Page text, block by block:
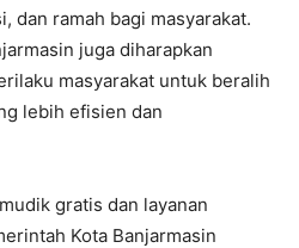
dan ramah bagi masyarakat.
juga diharapkan
masyarakat untuk beralih
lebih efisien dan
gratis dan layanan
Kota Banjarmasin